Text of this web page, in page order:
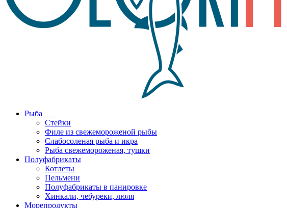
Рыба
Стейки
Филе из свежемороженой рыбы
Слабосоленая рыба и икра
Рыба свежемороженая, тушки
Полуфабрикаты
Котлеты
Пельмени
Полуфабрикаты в панировке
Хинкали, чебуреки, люля
Морепродукты